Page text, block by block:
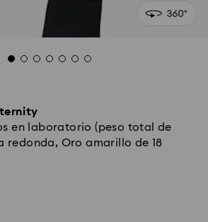
en laboratorio (peso total de
redonda, Oro amarillo de 18